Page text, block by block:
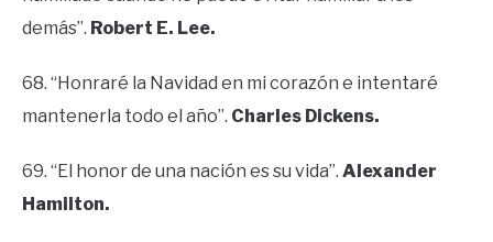
demás”. Robert E. Lee.
68. “Honraré la Navidad en mi corazón e intentaré
mantenerla todo el año”. Charles Dickens.
69. “El honor de una nación es su vida”. Alexander
Hamilton.